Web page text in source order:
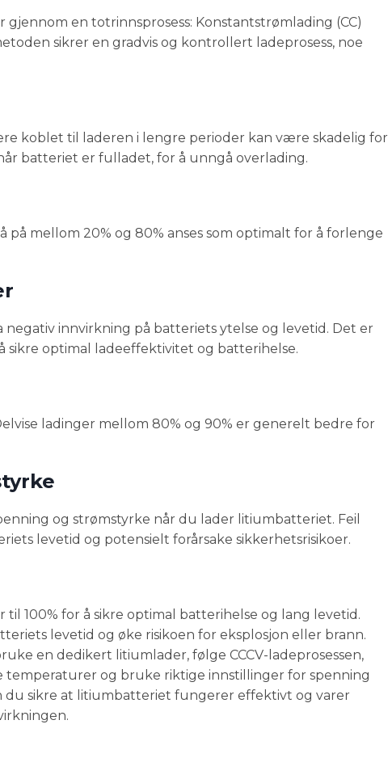
en totrinnsprosess: Konstantstrømlading (CC)
sikrer en gradvis og kontrollert ladeprosess, noe
koblet til laderen i lengre perioder kan være skadelig for
batteriet er fulladet, for å unngå overlading.
mellom 20% og 80% anses som optimalt for å forlenge
innvirkning på batteriets ytelse og levetid. Det er
optimal ladeeffektivitet og batterihelse.
ladinger mellom 80% og 90% er generelt bedre for
og strømstyrke når du lader litiumbatteriet. Feil
levetid og potensielt forårsake sikkerhetsrisikoer.
100% for å sikre optimal batterihelse og lang levetid.
levetid og øke risikoen for eksplosjon eller brann.
en dedikert litiumlader, følge CCCV-ladeprosessen,
og bruke riktige innstillinger for spenning
du sikre at litiumbatteriet fungerer effektivt og varer